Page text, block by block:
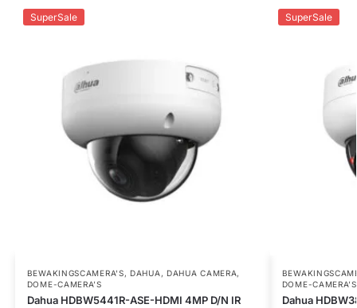
SuperSale
BEWAKINGSCAMERA'S, DAHUA , DAHUA CAMERA,
DOME-CAMERA’S
Dahua HDBW5441R-ASE-HDMI 4MP D/N IR
SuperSale
DOME-CAMERA’S
Dahua